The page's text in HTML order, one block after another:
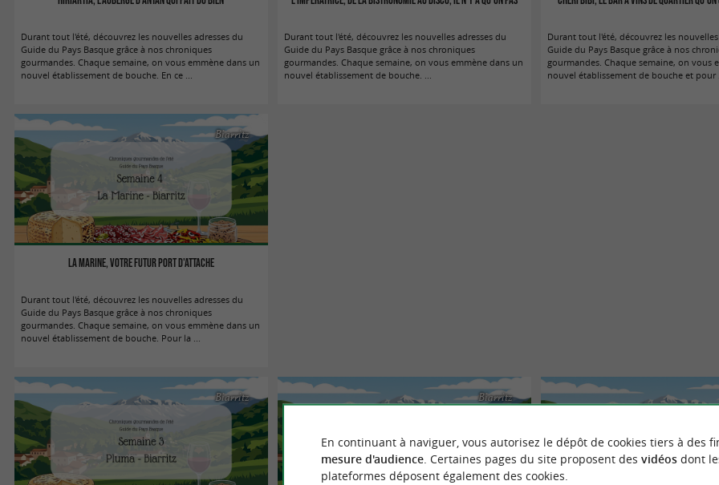
Durant tout l'été, découvrez les nouvelles adresses du
Guide du Pays Basque grâce à nos chroniques
gourmandes. Chaque semaine, on vous emmène dans un
nouvel établissement de bouche. En ce ...
Durant tout l'été, découvrez les nouvelles adresses du
Guide du Pays Basque grâce à nos chroniques
gourmandes. Chaque semaine, on vous emmène dans un
nouvel établissement de bouche. ...
Durant tout l'été, découvrez les nouvelles
Guide du Pays Basque grâce à nos
gourmandes. Chaque semaine, on vous
nouvel établissement de bouche et pour
La Marine, votre futur port d'attache
Biarritz
Durant tout l'été, découvrez les nouvelles adresses du
Guide du Pays Basque grâce à nos chroniques
gourmandes. Chaque semaine, on vous emmène dans un
nouvel établissement de bouche. Pour la ...
Biarritz Biarritz
En continuant à naviguer, vous autorisez le dépôt de cookies tiers à des
mesure d'audience. Certaines pages du site proposent des vidéosdont
plateformes déposent également des cookies.